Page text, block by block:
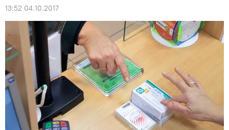
13:52 04.10.2017